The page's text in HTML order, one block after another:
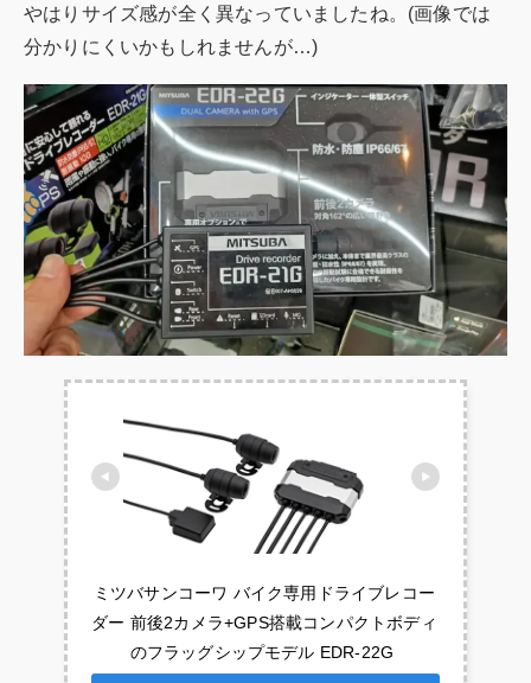
やはりサイズ感が全く異なっていましたね。(画像では
分かりにくいかもしれませんが…)
ミツバサンコーワ バイク専用ドライブレコー
ダー 前後2カメラ+GPS搭載コンパクトボディ
のフラッグシップモデル EDR-22G